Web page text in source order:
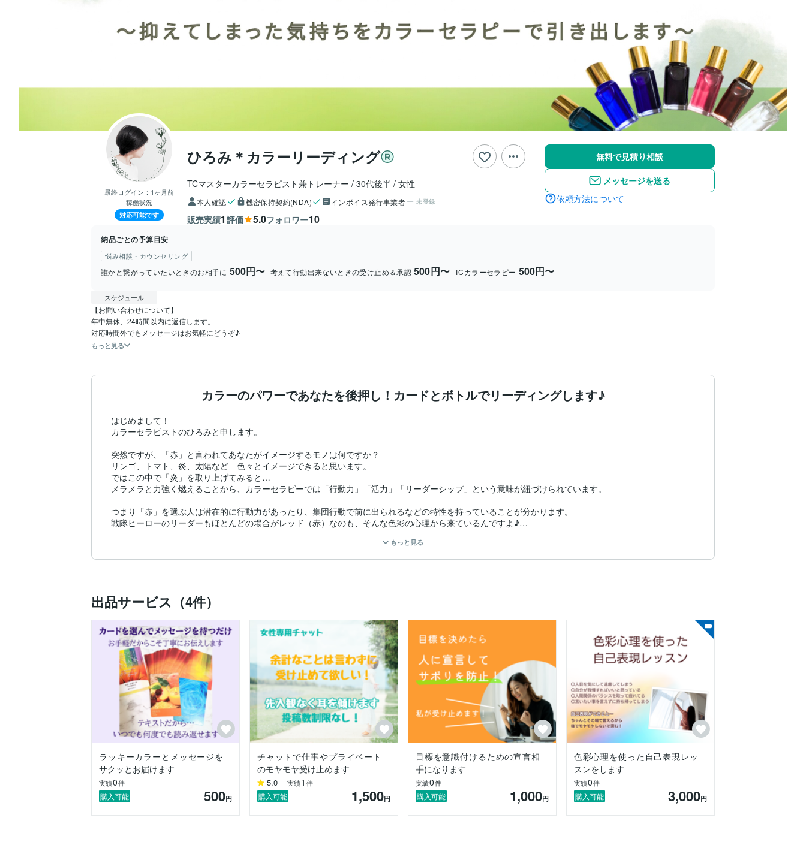
最終ログイン： 1ヶ月前
稼働状況
対応可能です
ひろみ＊カラーリーディング
TCマスターカラーセラピスト兼トレーナー 30代後半 女性
本人確認 機密保持契約(NDA) インボイス発行事業者 未登録
販売実績1 評価 5.0フォロワー10
無料で見積り相談
メッセージを送る
依頼方法について
納品ごとの予算目安
悩み相談・カウンセリング
誰かと繋がっていたいときのお相手に 500円〜 考えて行動出来ないときの受け止め＆承認 500円〜 TCカラーセラピー 500円〜
スケジュール
【お問い合わせについて】
年中無休、24時間以内に返信します。
対応時間外でもメッセージはお気軽にどうぞ♪
もっと見る
カラーのパワーであなたを後押し！カードとボトルでリーディングします♪
はじめまして！
カラーセラピストのひろみと申します。
突然ですが、「赤」と言われてあなたがイメージするモノは何ですか？
リンゴ、トマト、炎、太陽など　色々とイメージできると思います。
ではこの中で「炎」を取り上げてみると…
メラメラと力強く燃えることから、カラーセラピーでは「行動力」「活力」「リーダーシップ」という意味が紐づけられています。
つまり「赤」を選ぶ人は潜在的に行動力があったり、集団行動で前に出られるなどの特性を持っていることが分かります。
戦隊ヒーローのリーダーもほとんどの場合がレッド（赤）なのも、そんな色彩の心理から来ているんですよ♪
選んだ色を通して、深層心理で求めているものが分かります。
ココナラではこれまでに学んだカラーを用いた自己表現や色の意味をベースに、オラクルカードを併用して、高次の直観力やヒーリング力を受け取りなが
迷いのある方、背中を押して欲しい方へカラーメッセージをお届けし、モヤモヤを晴らすお手伝いができれば嬉しいです.✦ ݁˖
.✦ ݁˖– – – – – – – – – – –
ひろみの紹介
会社員をしながら現役カラーセラピストとして3年前から活動し、
イベントでの対面リーディングを主に100名近く対応させていただきました！
働きながらの活動ですので時間の大切さは身に染みています。
気軽にできるサービスを中心に、丁寧さをご提供いたします。
子供のころからカラフルなものが好きで
見るだけでワクワクしたり癒される気持ちを知りたい、
いろんな人と共有したいと思い、カラーセラピストとなりました。
.✦ ݁˖– – – – – – – – – – –
カラフルなものが好きな方
もっと見る
出品サービス（4件）
ラッキーカラーとメッセージを
サクッとお届けます
実績0件
購入可能 500円
チャットで仕事やプライベート
のモヤモヤ受け止めます
5.0 実績1 件
購入可能 1,500円
目標を意識付けるための宣言相
手になります
実績0件
購入可能 1,000円
色彩心理を使った自己表現レッ
スンをします
実績0件
購入可能 3,000円